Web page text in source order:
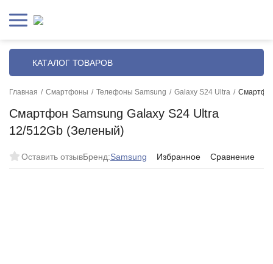
КАТАЛОГ ТОВАРОВ
Главная / Смартфоны / Телефоны Samsung / Galaxy S24 Ultra /
Смартфон Samsung Galaxy S24 Ultra
12/512Gb (Зеленый)
Оставить отзывБренд:Samsung Избранное Сравнение